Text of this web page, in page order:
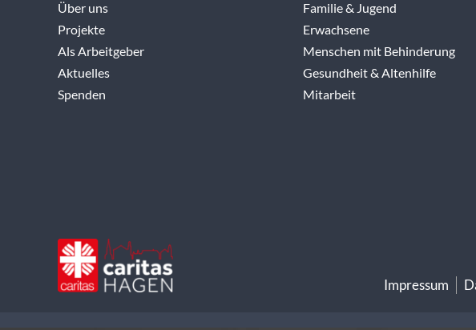
Über uns
Projekte
Als Arbeitgeber
Aktuelles
Spenden
Familie & Jugend
Erwachsene
Menschen mit Behinderung
Gesundheit & Altenhilfe
Mitarbeit
Impressum